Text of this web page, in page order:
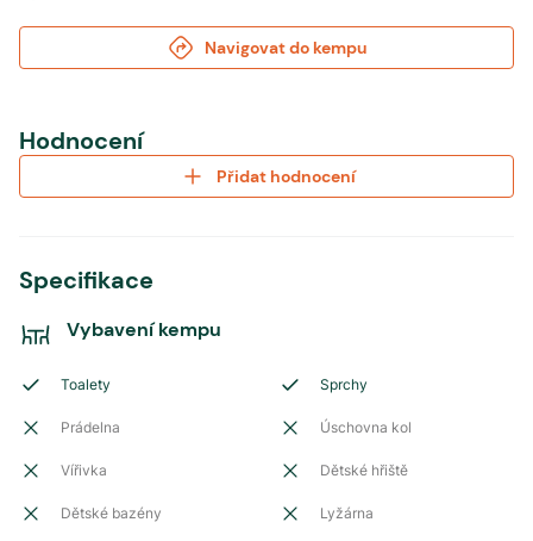
Navigovat do kempu
Hodnocení
Přidat hodnocení
Specifikace
Vybavení kempu
Toalety Sprchy
Prádelna Úschovna kol
Vířivka Dětské hřiště
Dětské bazény Lyžárna